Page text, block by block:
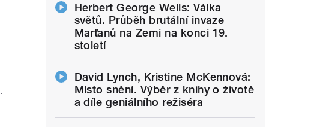
Herbert George Wells: Válka
světů. Průběh brutální invaze
Marťanů na Zemi na konci 19.
století
David Lynch, Kristine McKennová:
Místo snění. Výběr z knihy o životě
a díle geniálního režiséra